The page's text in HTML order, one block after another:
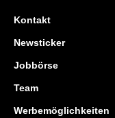
Kontakt
Newsticker
Jobbörse
Team
Werbemöglichkeiten